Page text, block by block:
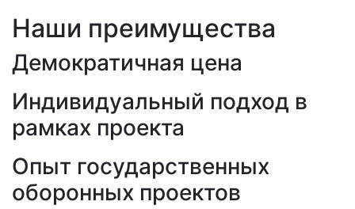
Наши преимущества
Демократичная цена
Индивидуальный подход в
рамках проекта
Опыт государственных
оборонных проектов